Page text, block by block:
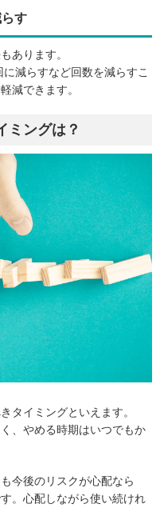
す
あります。
減らすなど回数を減らすこ
減できます。
ミングは？
タイミングといえます。
、やめる時期はいつでもか
今後のリスクが心配なら
。心配しながら使い続けれ